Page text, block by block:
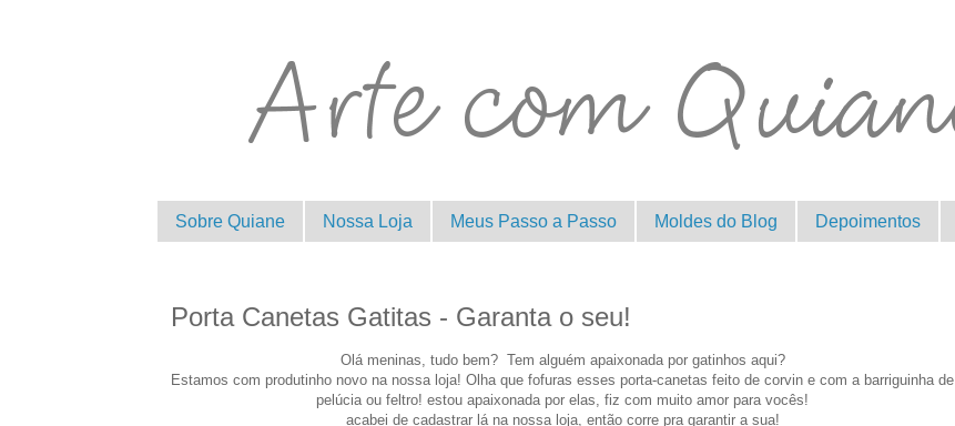
Sobre Quiane Nossa Loja Meus Passo a Passo Moldes do Blog Depoimentos
Porta Canetas Gatitas - Garanta o seu!
Olá meninas, tudo bem? Tem alguém apaixonada por gatinhos aqui?
Estamos com produtinho novo na nossa loja! Olha que fofuras esses porta-canetas feito de corvin e com a barriguinha de
pelúcia ou feltro! estou apaixonada por elas, fiz com muito amor para vocês!
acabei de cadastrar lá na nossa loja, então corre pra garantir a sua!